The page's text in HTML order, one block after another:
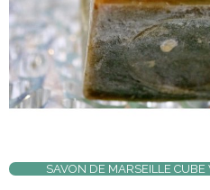
SAVON DE MARSEILLE